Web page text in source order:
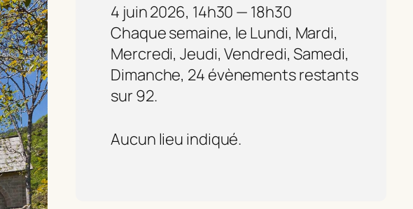
4 juin 2026, 14h30 — 18h30
Chaque semaine, le Lundi, Mardi,
Mercredi, Jeudi, Vendredi, Samedi,
Dimanche, 24 évènements restants
sur 92.
Aucun lieu indiqué.